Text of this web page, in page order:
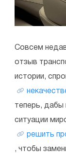
Совсем
отзыв
истории,
теперь, дабы
ситуации
решить
, чтобы